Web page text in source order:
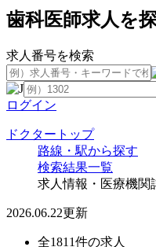
歯科医師求人を
求人番号を検索
ログイン
ドクタートップ
路線・駅から探す
検索結果一覧
求人情報・医療機関
2026.06.22更新
全1811件の求人